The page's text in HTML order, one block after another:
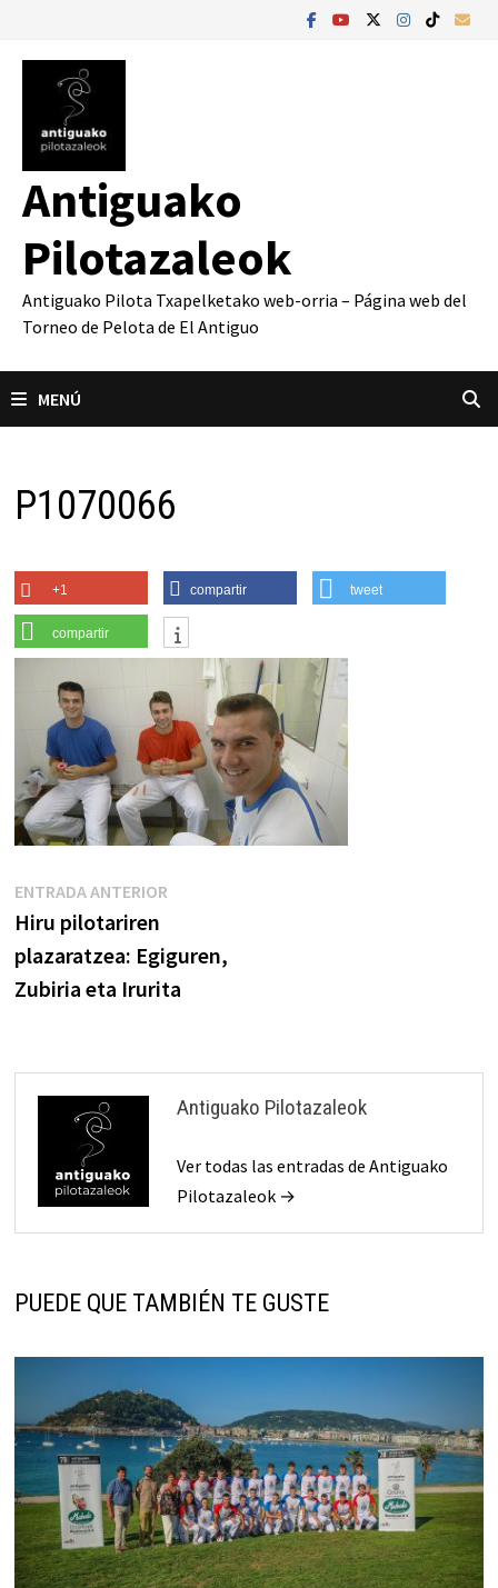
contenido
Antiguako
Pilotazaleok
Antiguako Pilota Txapelketako web-orria – Página web del
Torneo de Pelota de El Antiguo
MENÚ
P1070066
+1 compartir tweet
compartir
Navegación
de
entradas
ENTRADA ANTERIOR
Hiru pilotariren
plazaratzea: Egiguren,
Zubiria eta Irurita
Antiguako Pilotazaleok
Ver todas las entradas de Antiguako
Pilotazaleok →
PUEDE QUE TAMBIÉN TE GUSTE